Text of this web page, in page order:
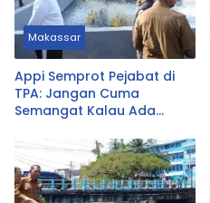
Makassar
Appi Semprot Pejabat di
TPA: Jangan Cuma
Semangat Kalau Ada